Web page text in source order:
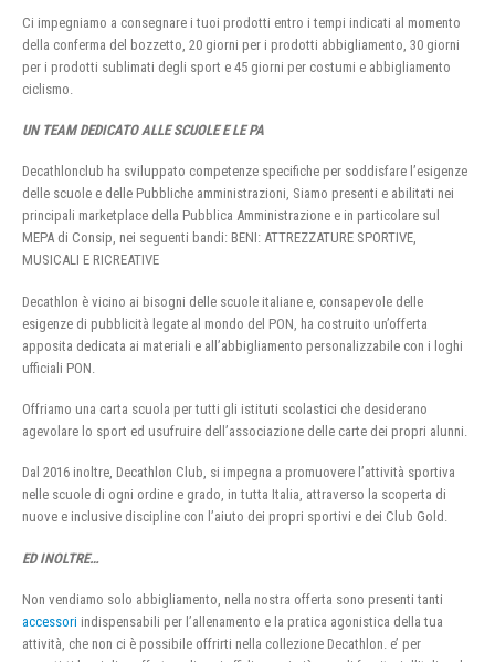
Ci impegniamo a consegnare i tuoi prodotti entro i tempi indicati al momento
della conferma del bozzetto, 20 giorni per i prodotti abbigliamento, 30 giorni
per i prodotti sublimati degli sport e 45 giorni per costumi e abbigliamento
ciclismo.
UN TEAM DEDICATO ALLE SCUOLE E LE PA
Decathlonclub ha sviluppato competenze specifiche per soddisfare l’esigenze
delle scuole e delle Pubbliche amministrazioni, Siamo presenti e abilitati nei
principali marketplace della Pubblica Amministrazione e in particolare sul
MEPA di Consip, nei seguenti bandi: BENI: ATTREZZATURE SPORTIVE,
MUSICALI E RICREATIVE
Decathlon è vicino ai bisogni delle scuole italiane e, consapevole delle
esigenze di pubblicità legate al mondo del PON, ha costruito un’offerta
apposita dedicata ai materiali e all’abbigliamento personalizzabile con i loghi
ufficiali PON.
Offriamo una carta scuola per tutti gli istituti scolastici che desiderano
agevolare lo sport ed usufruire dell’associazione delle carte dei propri alunni.
Dal 2016 inoltre, Decathlon Club, si impegna a promuovere l’attività sportiva
nelle scuole di ogni ordine e grado, in tutta Italia, attraverso la scoperta di
nuove e inclusive discipline con l’aiuto dei propri sportivi e dei Club Gold.
ED INOLTRE…
Non vendiamo solo abbigliamento, nella nostra offerta sono presenti tanti
accessori indispensabili per l’allenamento e la pratica agonistica della tua
attività, che non ci è possibile offrirti nella collezione Decathlon. e’ per